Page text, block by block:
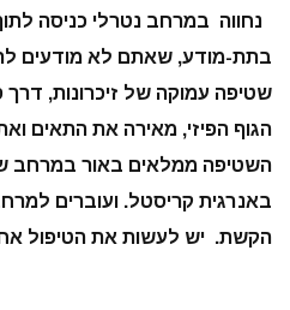
נחווה במרחב נטרלי כניסה
בתת-מודע, שאתם לא מודעים
שטיפה עמוקה של זיכרונות,
הגוף הפיזי, מאירה את התאים
השטיפה ממלאים באור במרחב
באנרגית קריסטל. ועוברים
הקשת. יש לעשות את הטיפול